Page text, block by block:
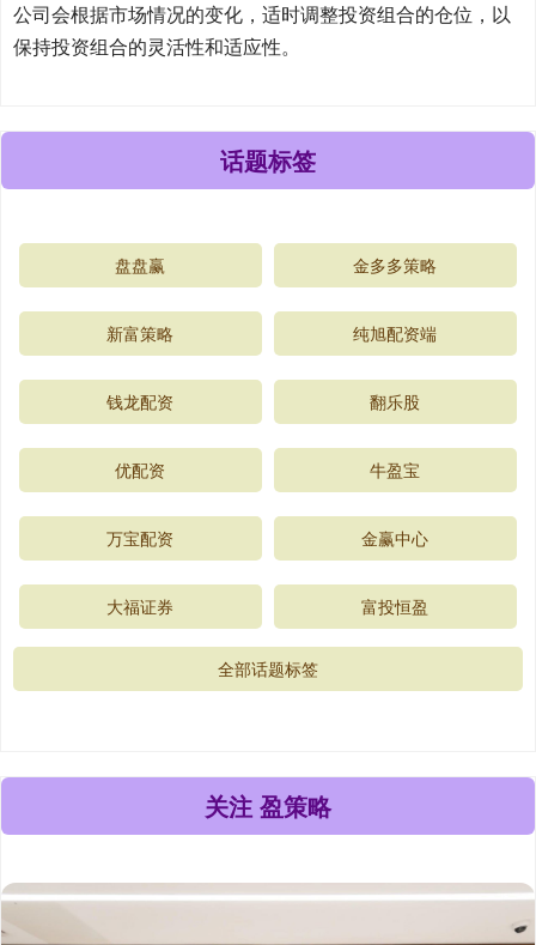
公司会根据市场情况的变化，适时调整投资组合的仓位，以
保持投资组合的灵活性和适应性。
话题标签
盘盘赢 金多多策略
新富策略 纯旭配资端
钱龙配资 翻乐股
优配资 牛盈宝
万宝配资 金赢中心
大福证券 富投恒盈
全部话题标签
关注 盈策略